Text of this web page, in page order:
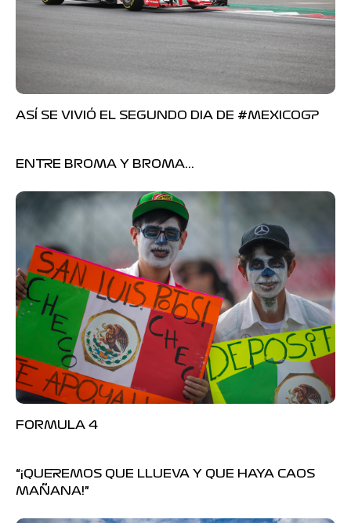
ASÍ SE VIVIÓ EL SEGUNDO DIA DE #MEXICOGP
ENTRE BROMA Y BROMA...
FORMULA 4
“¡QUEREMOS QUE LLUEVA Y QUE HAYA CAOS
MAÑANA!”